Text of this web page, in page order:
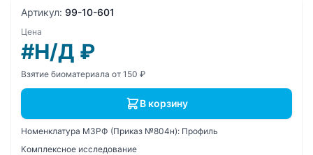
Артикул: 99-10-601
Цена
#Н/Д ₽
Взятие биоматериала от 150 ₽
В корзину
Номенклатура МЗРФ (Приказ №804н): Профиль
Комплексное исследование